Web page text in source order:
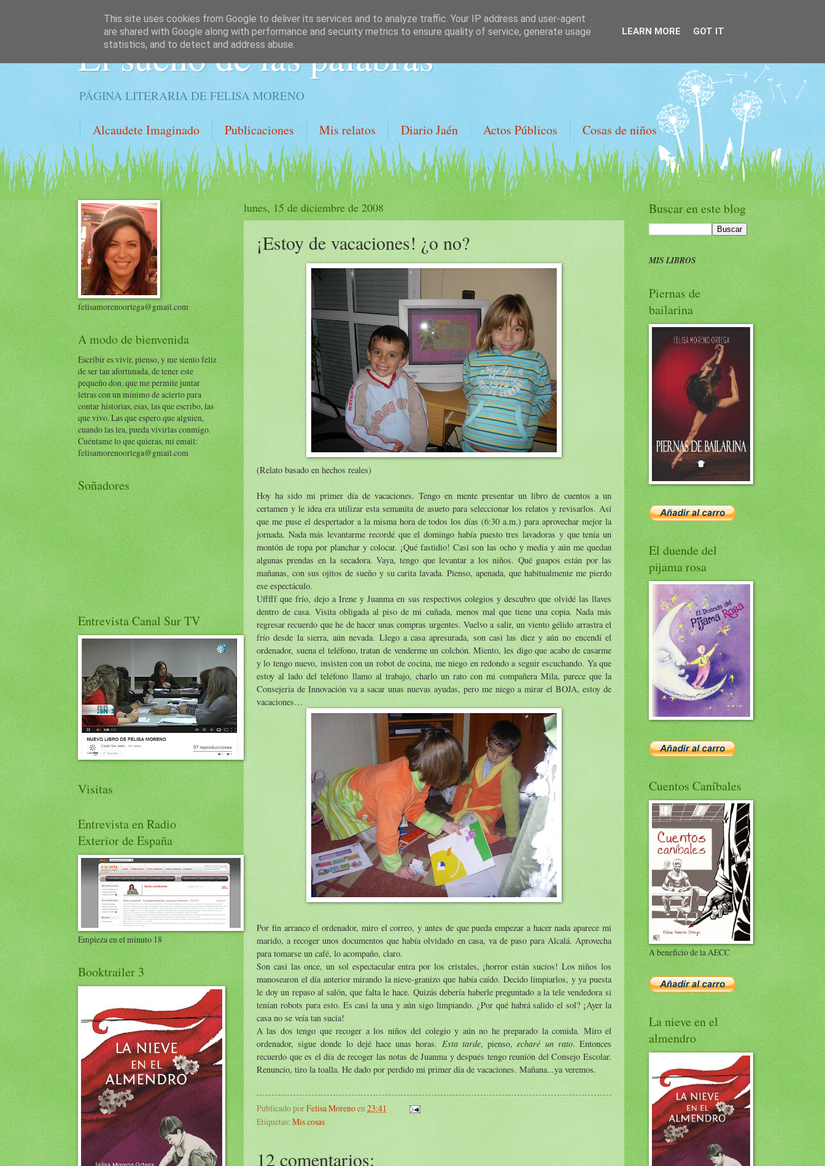
El sueño de las palabras
PÁGINA LITERARIA DE FELISA MORENO
Alcaudete Imaginado Publicaciones Mis relatos Diario Jaén Actos Públicos Cosas de niños
lunes, 15 de diciembre de 2008
¡Estoy de vacaciones! ¿o no?
(Relato basado en hechos reales)
Hoy ha sido mi primer día de vacaciones. Tengo en mente presentar un libro de cuentos a un
certamen y le idea era utilizar esta semanita de asueto para seleccionar los relatos y revisarlos. Así
que me puse el despertador a la misma hora de todos los días (6:30 a.m.) para aprovechar mejor la
jornada. Nada más levantarme recordé que el domingo había puesto tres lavadoras y que tenía un
montón de ropa por planchar y colocar. ¡Qué fastidio! Casi son las ocho y media y aún me quedan
algunas prendas en la secadora. Vaya, tengo que levantar a los niños. Qué guapos están por las
mañanas, con sus ojitos de sueño y su carita lavada. Pienso, apenada, que habitualmente me pierdo
ese espectáculo.
Ufffff que frío, dejo a Irene y Juanma en sus respectivos colegios y descubro que olvidé las llaves
dentro de casa. Visita obligada al piso de mi cuñada, menos mal que tiene una copia. Nada más
regresar recuerdo que he de hacer unas compras urgentes. Vuelvo a salir, un viento gélido arrastra el
frío desde la sierra, aún nevada. Llego a casa apresurada, son casi las diez y aún no encendí el
ordenador, suena el teléfono, tratan de venderme un colchón. Miento, les digo que acabo de casarme
y lo tengo nuevo, insisten con un robot de cocina, me niego en redondo a seguir escuchando. Ya que
estoy al lado del teléfono llamo al trabajo, charlo un rato con mi compañera Mila, parece que la
Consejería de Innovación va a sacar unas nuevas ayudas, pero me niego a mirar el BOJA, estoy de
vacaciones…
Por fin arranco el ordenador, miro el correo, y antes de que pueda empezar a hacer nada aparece mi
marido, a recoger unos documentos que había olvidado en casa, va de paso para Alcalá. Aprovecha
para tomarse un café, lo acompaño, claro.
Son casi las once, un sol espectacular entra por los cristales, ¡horror están sucios! Los niños los
manosearon el día anterior mirando la nieve-granizo que había caído. Decido limpiarlos, y ya puesta
le doy un repaso al salón, que falta le hace. Quizás debería haberle preguntado a la tele vendedora si
tenían robots para esto. Es casi la una y aún sigo limpiando. ¿Por qué habrá salido el sol? ¡Ayer la
casa no se veía tan sucia!
A las dos tengo que recoger a los niños del colegio y aún no he preparado la comida. Miro el
ordenador, sigue donde lo dejé hace unas horas. Esta tarde, pienso,echaré un rato. Entonces
recuerdo que es el día de recoger las notas de Juanma y después tengo reunión del Consejo Escolar.
Renuncio, tiro la toalla. He dado por perdido mi primer día de vacaciones. Mañana...ya veremos.
Publicado porFelisa Morenoen 23:41
Etiquetas: Mis cosas
12 comentarios:
felisamorenoortega@gmail.com
A modo de bienvenida
Escribir es vivir, pienso, y me siento feliz
de ser tan afortunada, de tener este
pequeño don, que me permite juntar
letras con un mínimo de acierto para
contar historias, esas, las que escribo, las
que vivo. Las que espero que alguien,
cuando las lea, pueda vivirlas conmigo.
Cuéntame lo que quieras, mi email:
felisamorenoortega@gmail.com
Soñadores
Entrevista Canal Sur TV
Visitas
Entrevista en Radio
Exterior de España
Empieza en el minuto 18
Booktrailer 3
Buscar en este blog
MIS LIBROS
Piernas de
bailarina
El duende del
pijama rosa
Cuentos Caníbales
A beneficio de la AECC
La nieve en el
almendro
This site uses cookies from Google to deliver its services and to analyze traffic. Your IP address and user-agent
are shared with Google along with performance and security metrics to ensure quality of service, generate usage
statistics, and to detect and address abuse.
LEARN MORE GOT IT